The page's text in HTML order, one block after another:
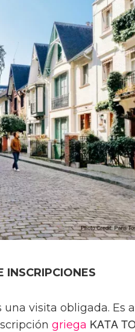
INSCRIPCIONES
visita obligada. Es
griega ΚΑΤΑ